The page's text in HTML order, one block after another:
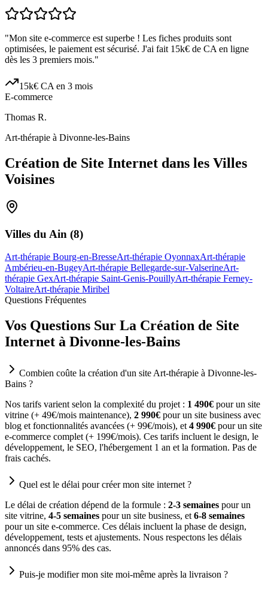
"Mon site e-commerce est superbe ! Les fiches produits sont
optimisées, le paiement est sécurisé. J'ai fait 15k€ de CA en ligne
dès les 3 premiers mois."
15k€ CA en 3 mois
E-commerce
Thomas R.
Art-thérapie à Divonne-les-Bains
Création de Site Internet dans les Villes
Voisines
Villes du Ain (8)
Art-thérapie Bourg-en-BresseArt-thérapie OyonnaxArt-thérapie
Ambérieu-en-BugeyArt-thérapie Bellegarde-sur-ValserineArt-
thérapie GexArt-thérapie Saint-Genis-PouillyArt-thérapie Ferney-
VoltaireArt-thérapie Miribel
Questions Fréquentes
Vos Questions Sur La Création de Site
Internet à Divonne-les-Bains
Combien coûte la création d'un site Art-thérapie à Divonne-les-
Bains ?
Nos tarifs varient selon la complexité du projet : 1 490€ pour un site
vitrine (+ 49€/mois maintenance), 2 990€ pour un site business avec
blog et fonctionnalités avancées (+ 99€/mois), et 4 990€ pour un site
e-commerce complet (+ 199€/mois). Ces tarifs incluent le design, le
développement, le SEO, l'hébergement 1 an et la formation. Pas de
frais cachés.
Quel est le délai pour créer mon site internet ?
Le délai de création dépend de la formule : 2-3 semaines pour un
site vitrine, 4-5 semaines pour un site business, et 6-8 semaines
pour un site e-commerce. Ces délais incluent la phase de design,
développement, tests et ajustements. Nous respectons les délais
annoncés dans 95% des cas.
Puis-je modifier mon site moi-même après la livraison ?